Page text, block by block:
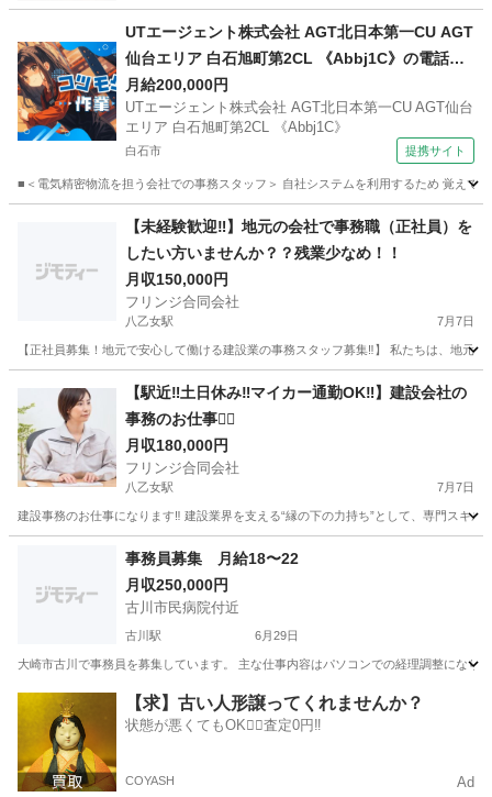
UTエージェント株式会社 AGT北日本第一CU AGT
仙台エリア 白石旭町第2CL 《Abbj1C》の電話対
応・データ入力・資料作成 【夕方】
月給200,000円
UTエージェント株式会社 AGT北日本第一CU AGT仙台
エリア 白石旭町第2CL 《Abbj1C》
白石市 提携サイト
■＜電気精密物流を担う会社での事務スタッフ＞ 自社システムを利用するため 覚えて
一般事務
【未経験歓迎‼︎】地元の会社で事務職（正社員）を
したい方いませんか？？残業少なめ！！
月収150,000円
フリンジ合同会社
八乙女駅 7月7日
【正社員募集！地元で安心して働ける建設業の事務スタッフ募集‼︎】 私たちは、地元
八乙女駅 事務 未経験
【駅近‼︎土日休み‼︎マイカー通勤OK‼︎】建設会社の
事務のお仕事💁‍♀️
月収180,000円
フリンジ合同会社
八乙女駅 7月7日
建設事務のお仕事になります‼️ 建設業界を支える“縁の下の力持ち”として、専門スキ
八乙女駅 一般事務
事務員募集 月給18〜22
月収250,000円
古川市民病院付近
古川駅 6月29日
大崎市古川で事務員を募集しています。 主な仕事内容はパソコンでの経理調整にな
古川駅 経理
【求】古い人形譲ってくれませんか？
状態が悪くてもOK🙆‍♀️査定0円‼️
COYASH Ad